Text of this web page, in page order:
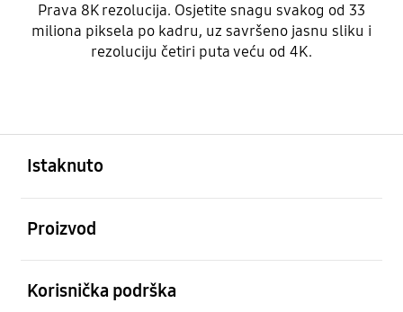
Prava 8K rezolucija. Osjetite snagu svakog od 33
miliona piksela po kadru, uz savršeno jasnu sliku i
rezoluciju četiri puta veću od 4K.
Istaknuto
Proizvod
Korisnička podrška